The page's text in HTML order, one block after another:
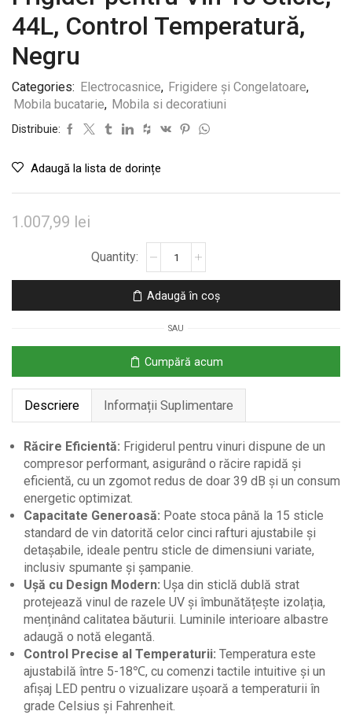
44L, Control Temperatură,
Negru
Categories: Electrocasnice, Frigidere și Congelatoare,
Mobila bucatarie, Mobila si decoratiuni
Distribuie:
Adaugă la lista de dorințe
1.007,99 lei
pentru
Vin
Sticle,
44L,
Control
Temperatură,
Negru
Adaugă în coș
SAU
Cumpără acum
Descriere Informații Suplimentare
Răcire Eficientă: Frigiderul pentru vinuri dispune de un
compresor performant, asigurând o răcire rapidă și
eficientă, cu un zgomot redus de doar 39 dB și un consum
energetic optimizat.
Capacitate Generoasă: Poate stoca până la 15 sticle
standard de vin datorită celor cinci rafturi ajustabile și
detașabile, ideale pentru sticle de dimensiuni variate,
inclusiv spumante și șampanie.
Ușă cu Design Modern: Ușa din sticlă dublă strat
protejează vinul de razele UV și îmbunătățește izolația,
menținând calitatea băuturii. Luminile interioare albastre
adaugă o notă elegantă.
Control Precise al Temperaturii: Temperatura este
ajustabilă între 5-18℃, cu comenzi tactile intuitive și un
afișaj LED pentru o vizualizare ușoară a temperaturii în
grade Celsius și Fahrenheit.